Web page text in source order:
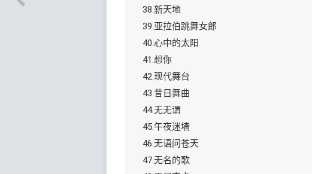
38.新天地
39.亚拉伯跳舞女郎
40.心中的太阳
41.想你
42.现代舞台
43.昔日舞曲
44.无无谓
45.午夜迷墙
46.无语问苍天
47.无名的歌